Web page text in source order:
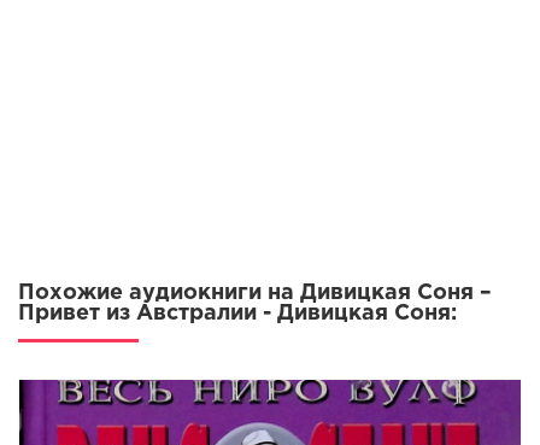
Похожие аудиокниги на Дивицкая Соня –
Привет из Австралии - Дивицкая Соня: